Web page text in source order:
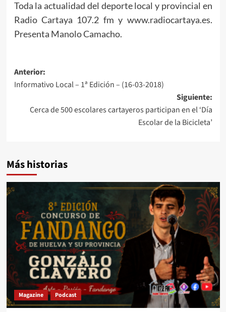
Toda la actualidad del deporte local y provincial en
Radio Cartaya 107.2 fm y www.radiocartaya.es.
Presenta Manolo Camacho.
Anterior:
Informativo Local – 1ª Edición – (16-03-2018)
Siguiente:
Cerca de 500 escolares cartayeros participan en el ‘Día
Escolar de la Bicicleta’
Más historias
Magazine Podcast